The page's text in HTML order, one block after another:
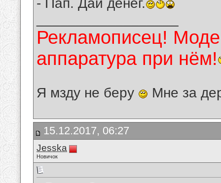
- Пап. Дай денег.
Рекламописец!
аппаратура при нём!
Я мзду не беру Мне за
15.12.2017, 06:27
Jesska
Новичок